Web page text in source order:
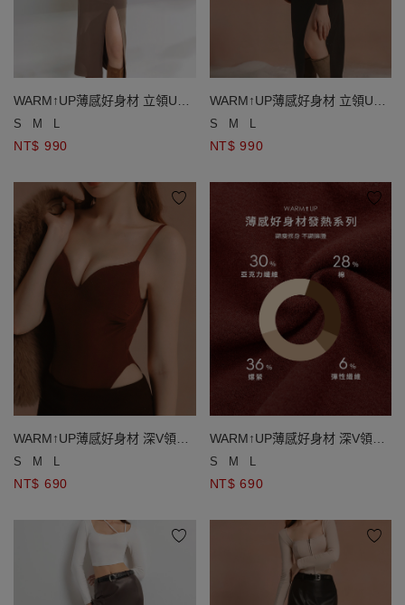
WARM↑UP薄感好身材 立領U型
鏤空開衩長袖發熱BRA長洋裝
S M L
NT$ 990
WARM↑UP薄感好身材 立領U型
鏤空開衩長袖發熱BRA長洋裝
S M L
NT$ 990
WARM↑UP薄感好身材 深V領細
肩帶發熱連身衣(附胸墊)
S M L
NT$ 690
WARM↑UP薄感好身材 深V領細
肩帶發熱連身衣(附胸墊)
S M L
NT$ 690